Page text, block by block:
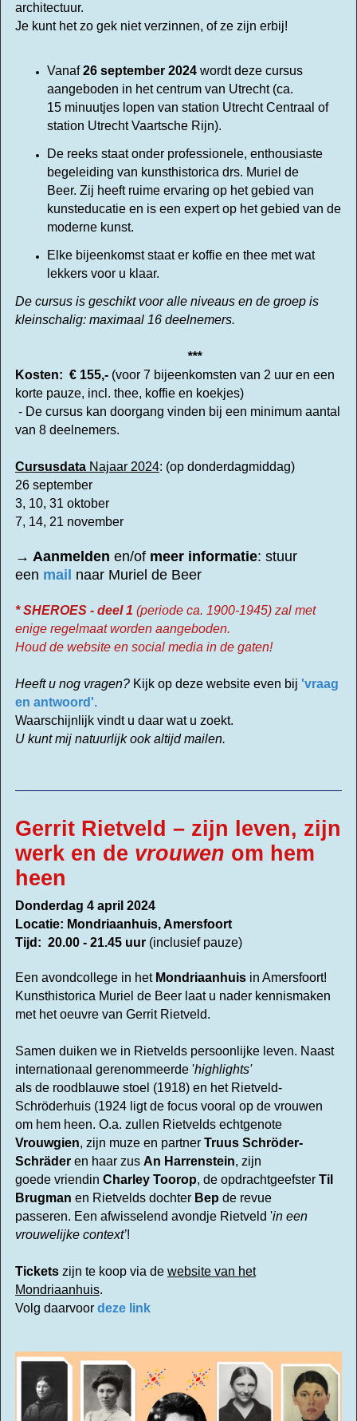
architectuur.
Je kunt het zo gek niet verzinnen, of ze zijn erbij!
Vanaf26 september 2024wordt deze cursus
aangeboden in het centrum van Utrecht (ca.
15 minuutjes lopen van station Utrecht Centraal of
station Utrecht Vaartsche Rijn).
De reeks staat onderprofessionele, enthousiaste
begeleiding van kunsthistorica drs. Muriel de
Beer. Zij heeft ruime ervaring op het gebied van
kunsteducatie en is een expert op het gebied van de
moderne kunst.
Elke bijeenkomst staat er koffie en thee met wat
lekkers voor u klaar.
De cursus is geschikt voor alle niveaus en de groep is
kleinschalig: maximaal 16 deelnemers.
***
Kosten: € 155,- (voor 7 bijeenkomsten van 2 uur en een
korte pauze, incl. thee, koffie en koekjes)
- De cursus kan doorgang vinden bij een minimum aantal
van 8 deelnemers.
Cursusdata Najaar 2024: (op donderdagmiddag)
26 september
3, 10, 31 oktober
7, 14, 21 november
→ Aanmelden en/of meer informatie: stuur
een mail naar Muriel de Beer
* SHEROES - deel 1 (periode ca. 1900-1945) zal met
enige regelmaat worden aangeboden.
Houd de website en social media in de gaten!
Heeft u nog vragen? Kijk op deze website even bij 'vraag
en antwoord'.
Waarschijnlijk vindt u daar wat u zoekt.
U kunt mij natuurlijk ook altijd mailen.
Gerrit Rietveld – zijn leven, zijn
werk en de vrouwen om hem
heen
Donderdag 4 april 2024
Locatie: Mondriaanhuis, Amersfoort
Tijd: 20.00 - 21.45 uur(inclusief pauze)
Een avondcollege in het Mondriaanhuisin Amersfoort!
Kunsthistorica Muriel de Beer laat u nader kennismaken
met het oeuvre van Gerrit Rietveld.
Samen duiken we in Rietvelds persoonlijke leven. Naast
internationaal gerenommeerde 'highlights'
als deroodblauwe stoel (1918) en het Rietveld-
Schröderhuis (1924 ligtdefocus vooral op devrouwen
om hem heen. O.a. zullen Rietvelds echtgenote
Vrouwgien, zijn muze en partner Truus Schröder-
Schräderen haar zus An Harrenstein, zijn
goedevriendin Charley Toorop, de opdrachtgeefster Til
Brugman en Rietvelds dochter Bep derevue
passeren. Een afwisselend avondje Rietveld 'in een
vrouwelijke context’!
Ticketszijn te koop via de website van het
Mondriaanhuis.
Volg daarvoor deze link